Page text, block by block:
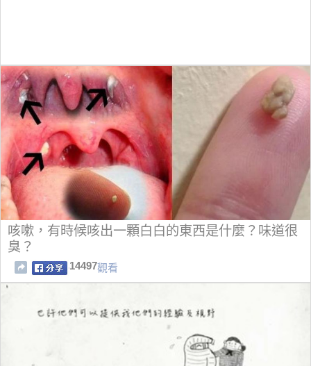
咳嗽，有時候咳出一顆白白的東西是什麼？味道很
臭？
14497觀看